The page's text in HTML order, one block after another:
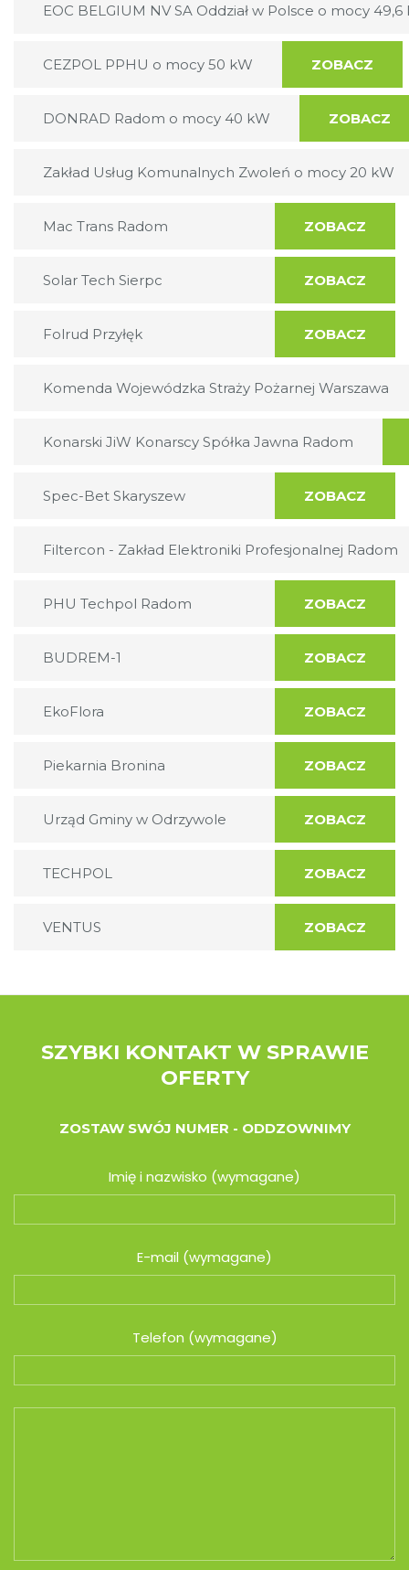
EOC BELGIUM NV SA Oddział w Polsce o mocy 49,6
CEZPOL PPHU o mocy 50 kW ZOBACZ
DONRAD Radom o mocy 40 kW ZOBACZ
Zakład Usług Komunalnych Zwoleń o mocy 20 kW
Mac Trans Radom ZOBACZ
Solar Tech Sierpc ZOBACZ
Folrud Przyłęk ZOBACZ
Komenda Wojewódzka Straży Pożarnej Warszawa
Konarski JiW Konarscy Spółka Jawna Radom
Spec-Bet Skaryszew ZOBACZ
Filtercon - Zakład Elektroniki Profesjonalnej Radom
PHU Techpol Radom ZOBACZ
BUDREM-1 ZOBACZ
EkoFlora ZOBACZ
Piekarnia Bronina ZOBACZ
Urząd Gminy w Odrzywole ZOBACZ
TECHPOL ZOBACZ
VENTUS ZOBACZ
SZYBKI KONTAKT W SPRAWIE
OFERTY
ZOSTAW SWÓJ NUMER - ODDZOWNIMY
Imię i nazwisko (wymagane)
E-mail (wymagane)
Telefon (wymagane)